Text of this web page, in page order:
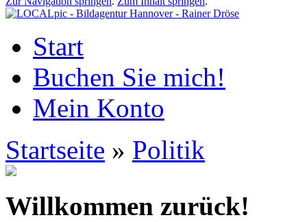
Start
Buchen Sie mich!
Mein Konto
Startseite » Politik
Willkommen zurück!